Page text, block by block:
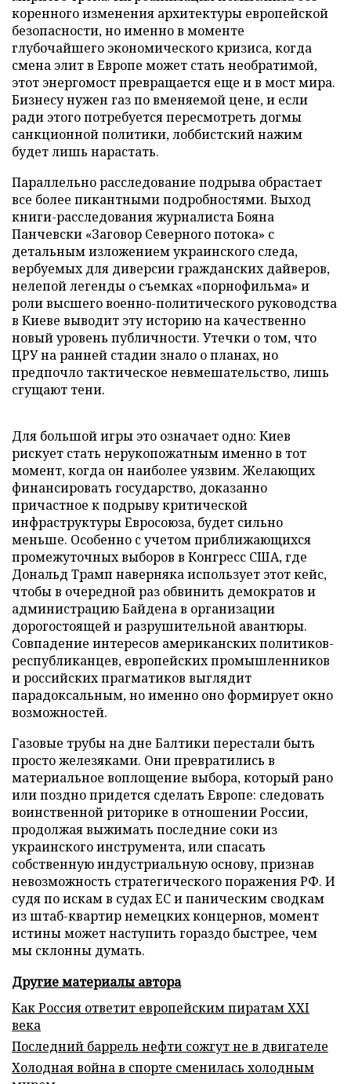
коренного изменения архитектуры европейской
безопасности, но именно в моменте
глубочайшего экономического кризиса, когда
смена элит в Европе может стать необратимой,
этот энергомост превращается еще и в мост мира.
Бизнесу нужен газ по вменяемой цене, и если
ради этого потребуется пересмотреть догмы
санкционной политики, лоббистский нажим
будет лишь нарастать.
Параллельно расследование подрыва обрастает
все более пикантными подробностями. Выход
книги-расследования журналиста Бояна
Панчевски «Заговор Северного потока» с
детальным изложением украинского следа,
вербуемых для диверсии гражданских дайверов,
нелепой легенды о съемках «порнофильма» и
роли высшего военно-политического руководства
в Киеве выводит эту историю на качественно
новый уровень публичности. Утечки о том, что
ЦРУ на ранней стадии знало о планах, но
предпочло тактическое невмешательство, лишь
сгущают тени.
Для большой игры это означает одно: Киев
рискует стать нерукопожатным именно в тот
момент, когда он наиболее уязвим. Желающих
финансировать государство, доказанно
причастное к подрыву критической
инфраструктуры Евросоюза, будет сильно
меньше. Особенно с учетом приближающихся
промежуточных выборов в Конгресс США, где
Дональд Трамп наверняка использует этот кейс,
чтобы в очередной раз обвинить демократов и
администрацию Байдена в организации
дорогостоящей и разрушительной авантюры.
Совпадение интересов американских политиков-
республиканцев, европейских промышленников
и российских прагматиков выглядит
парадоксальным, но именно оно формирует окно
возможностей.
Газовые трубы на дне Балтики перестали быть
просто железяками. Они превратились в
материальное воплощение выбора, который рано
или поздно придется сделать Европе: следовать
воинственной риторике в отношении России,
продолжая выжимать последние соки из
украинского инструмента, или спасать
собственную индустриальную основу, признав
невозможность стратегического поражения РФ. И
судя по искам в судах ЕС и паническим сводкам
из штаб-квартир немецких концернов, момент
истины может наступить гораздо быстрее, чем
мы склонны думать.
Другие материалы автора
Как Россия ответит европейским пиратам XXI
века
Последний баррель нефти сожгут не в двигателе
Холодная война в спорте сменилась холодным